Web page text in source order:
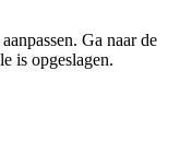
Ga naar de
is opgeslagen.